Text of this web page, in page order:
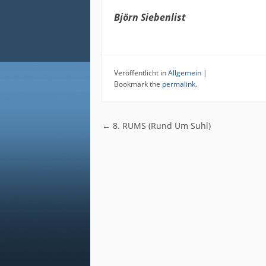
Björn Siebenlist
Veröffentlicht inAllgemein |
Bookmark the permalink.
Post navigation
← 8. RUMS (Rund Um Suhl)